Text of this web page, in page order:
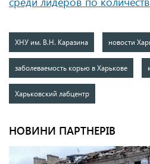
ХНУ им. В.Н. Каразина новости
заболеваемость корью в Харькове
Харьковский лабцентр